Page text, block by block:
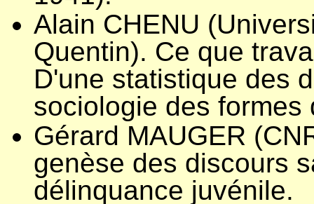
Alain CHENU
Quentin). Ce que
D'une statistique des
sociologie des formes
Gérard MAUGER
genèse des discours
délinquance juvénile.